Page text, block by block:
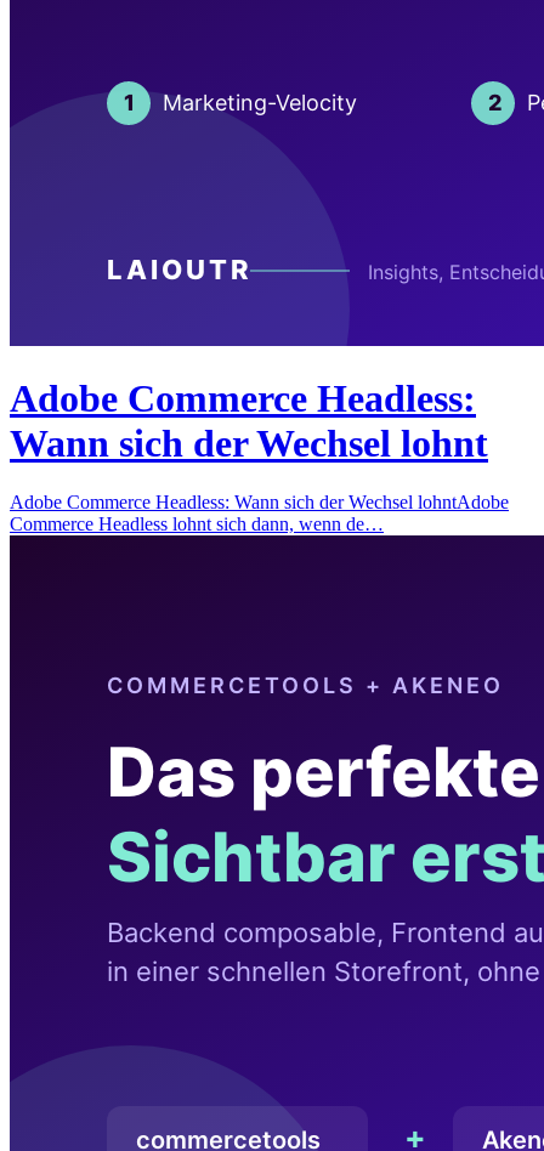
Adobe Commerce Headless:
Wann sich der Wechsel lohnt
Adobe Commerce Headless: Wann sich der Wechsel lohntAdobe
Commerce Headless lohnt sich dann, wenn de…